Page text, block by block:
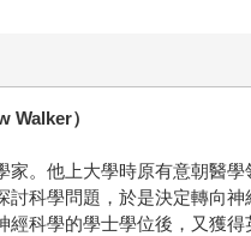
Walker）
家。他上大學時原有意朝醫學
討科學問題，於是決定轉向
經科學的學士學位後，又獲得